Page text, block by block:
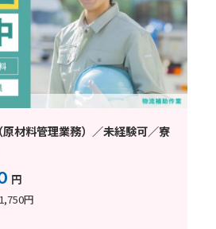
材料管理業務）／未経験可／寮
円
円